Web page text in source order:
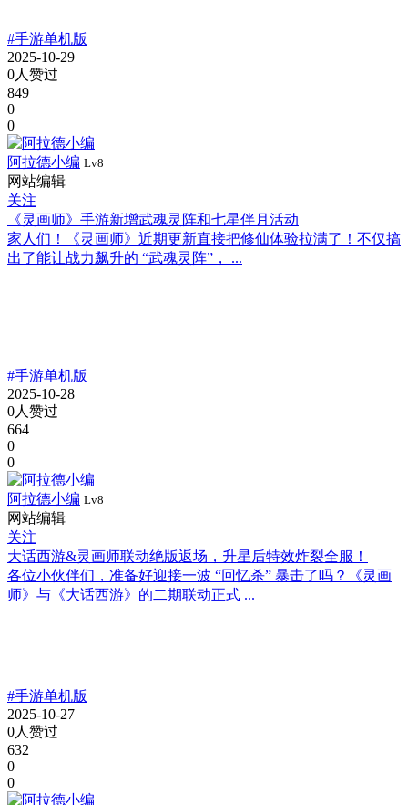
#手游单机版
2025-10-29
0人赞过
849
0
0
阿拉德小编 Lv8
网站编辑
关注
《灵画师》手游新增武魂灵阵和七星伴月活动
家人们！《灵画师》近期更新直接把修仙体验拉满了！不仅搞
出了能让战力飙升的 “武魂灵阵”， ...
#手游单机版
2025-10-28
0人赞过
664
0
0
阿拉德小编 Lv8
网站编辑
关注
大话西游&灵画师联动绝版返场，升星后特效炸裂全服！
各位小伙伴们，准备好迎接一波 “回忆杀” 暴击了吗？《灵画
师》与《大话西游》的二期联动正式 ...
#手游单机版
2025-10-27
0人赞过
632
0
0